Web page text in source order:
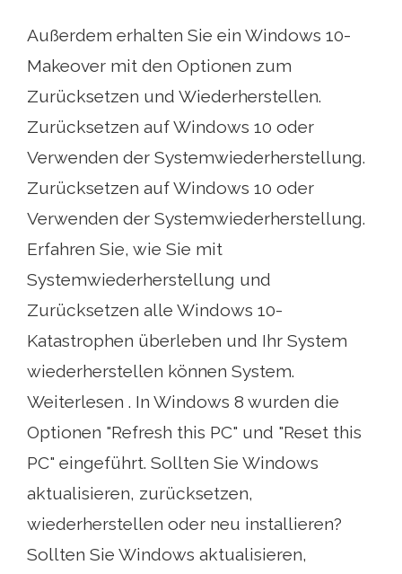
Außerdem erhalten Sie ein Windows 10-
Makeover mit den Optionen zum
Zurücksetzen und Wiederherstellen.
Zurücksetzen auf Windows 10 oder
Verwenden der Systemwiederherstellung.
Zurücksetzen auf Windows 10 oder
Verwenden der Systemwiederherstellung.
Erfahren Sie, wie Sie mit
Systemwiederherstellung und
Zurücksetzen alle Windows 10-
Katastrophen überleben und Ihr System
wiederherstellen können System.
Weiterlesen . In Windows 8 wurden die
Optionen "Refresh this PC" und "Reset this
PC" eingeführt. Sollten Sie Windows
aktualisieren, zurücksetzen,
wiederherstellen oder neu installieren?
Sollten Sie Windows aktualisieren,